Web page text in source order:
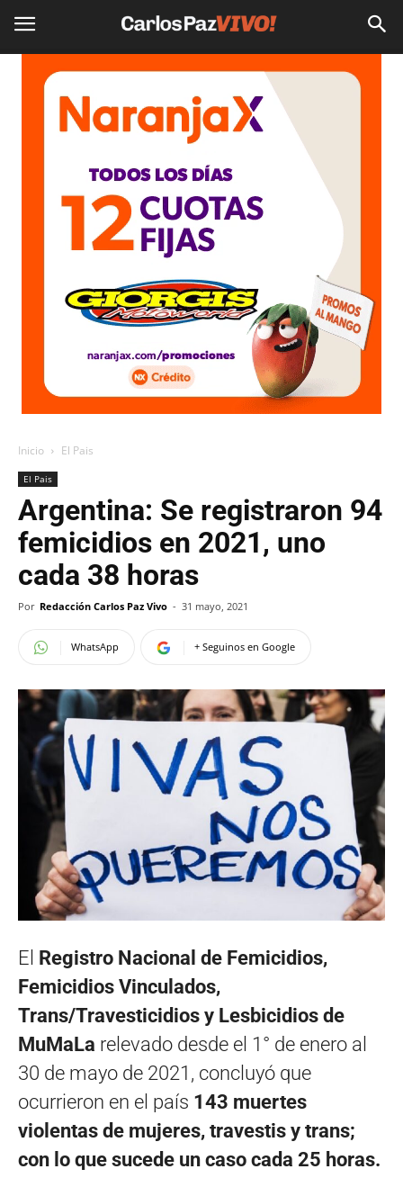
Inicio El Pais
El Pais
Argentina: Se registraron 94
femicidios en 2021, uno
cada 38 horas
Por Redacción Carlos Paz Vivo - 31 mayo, 2021
WhatsApp + Seguinos en Google
El Registro Nacional de Femicidios,
Femicidios Vinculados,
Trans/Travesticidios y Lesbicidios de
MuMaLa relevado desde el 1° de enero al
30 de mayo de 2021, concluyó que
ocurrieron en el país 143 muertes
violentas de mujeres, travestis y trans;
con lo que sucede un caso cada 25 horas.